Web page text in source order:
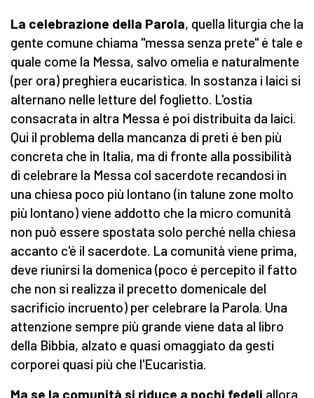
La celebrazione della Parola, quella liturgia che la
gente comune chiama "messa senza prete" é tale e
quale come la Messa, salvo omelia e naturalmente
(per ora) preghiera eucaristica. In sostanza i laici si
alternano nelle letture del foglietto. L'ostia
consacrata in altra Messa é poi distribuita da laici.
Qui il problema della mancanza di preti é ben più
concreta che in Italia, ma di fronte alla possibilità
di celebrare la Messa col sacerdote recandosi in
una chiesa poco più lontano (in talune zone molto
più lontano) viene addotto che la micro comunità
non può essere spostata solo perché nella chiesa
accanto c'é il sacerdote. La comunità viene prima,
deve riunirsi la domenica (poco é percepito il fatto
che non si realizza il precetto domenicale del
sacrificio incruento) per celebrare la Parola. Una
attenzione sempre più grande viene data al libro
della Bibbia, alzato e quasi omaggiato da gesti
corporei quasi più che l'Eucaristia.
Ma se la comunità si riduce a pochi fedeli allora